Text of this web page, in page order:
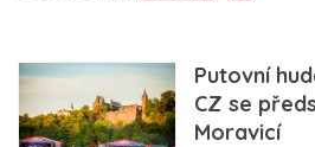
Putovní
CZ se
Moravicí